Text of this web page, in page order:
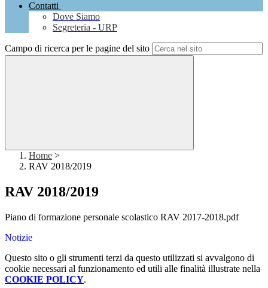
Contatti
Dove Siamo
Segreteria - URP
Campo di ricerca per le pagine del sito
Home >
RAV 2018/2019
RAV 2018/2019
Piano di formazione personale scolastico RAV 2017-2018.pdf
Notizie
Questo sito o gli strumenti terzi da questo utilizzati si avvalgono di
cookie necessari al funzionamento ed utili alle finalità illustrate nella
COOKIE POLICY.